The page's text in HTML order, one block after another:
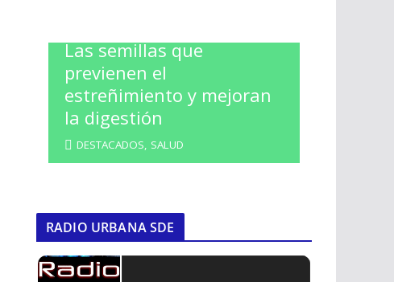
Las semillas que
previenen el
estreñimiento y mejoran
la digestión
DESTACADOS, SALUD
RADIO URBANA SDE